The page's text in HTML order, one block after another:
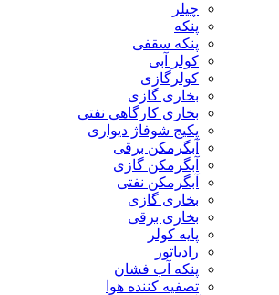
چیلر
پنکه
پنکه سقفی
کولر آبی
کولرگازی
بخاری گازی
بخاری کارگاهی نفتی
پکیج شوفاژ دیواری
آبگرمکن برقی
آبگرمکن گازی
آبگرمکن نفتی
بخاری گازی
بخاری برقی
پایه کولر
رادیاتور
پنکه آب فشان
تصفیه کننده هوا